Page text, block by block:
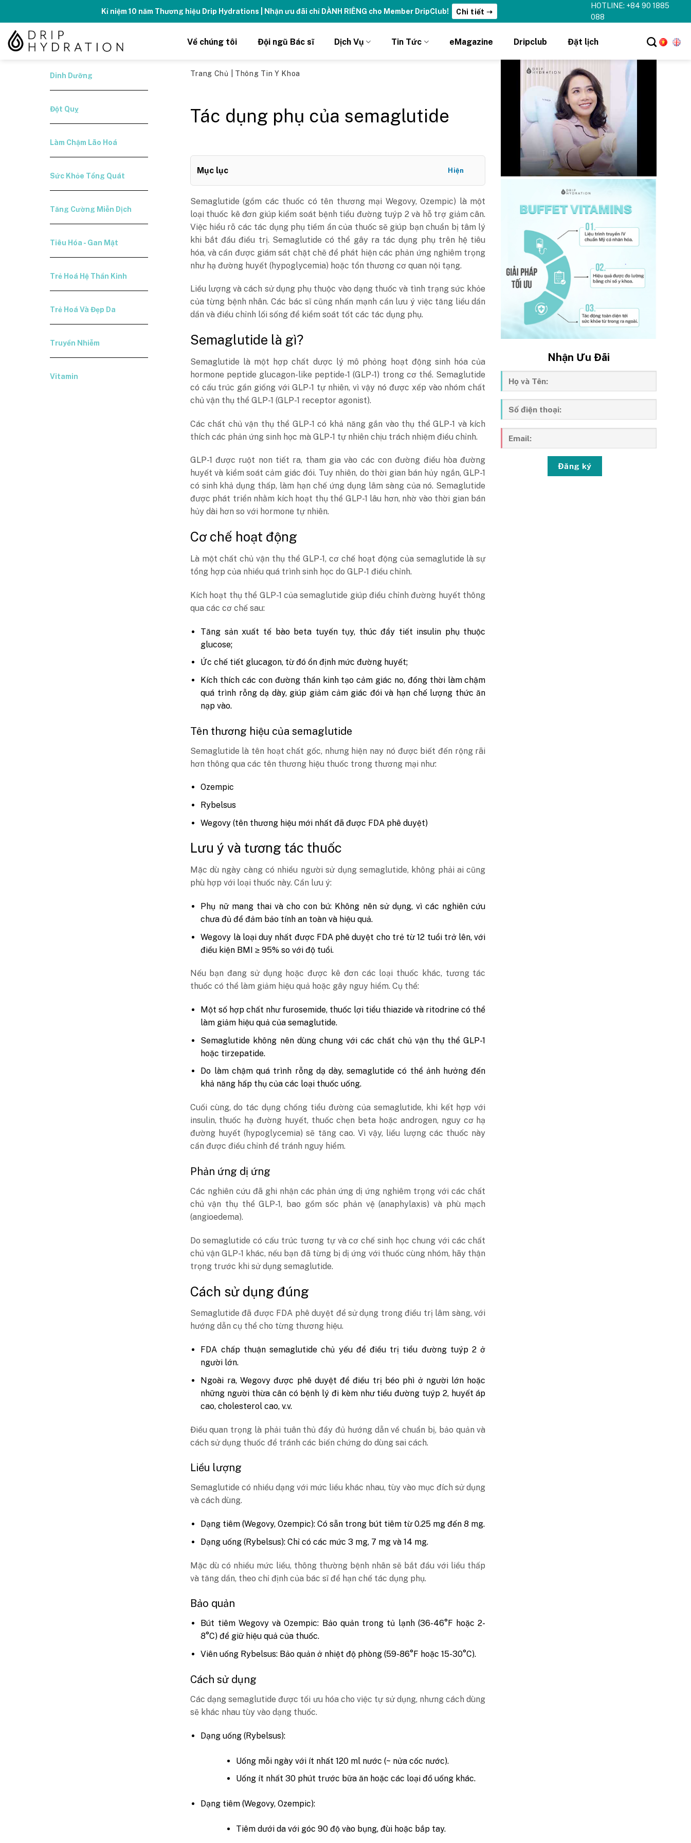
content
Kỉ niệm 10 năm Thương hiệu Drip Hydrations | Nhận ưu đãi chỉ DÀNH RIÊNG cho Member DripClub! Chi tiết ➝
HOTLINE: +84 90 1885
088
Về chúng tôi Đội ngũ Bác sĩ Dịch Vụ Tin Tức eMagazine Dripclub Đặt lịch
Dinh Dưỡng
Đột Quỵ
Làm Chậm Lão Hoá
Sức Khỏe Tổng Quát
Tăng Cường Miễn Dịch
Tiêu Hóa - Gan Mật
Trẻ Hoá Hệ Thần Kinh
Trẻ Hoá Và Đẹp Da
Truyền Nhiễm
Vitamin
Trang Chủ Thông Tin Y Khoa
Tác dụng phụ của semaglutide
Mục lục Hiện
Semaglutide (gồm các thuốc có tên thương mại Wegovy, Ozempic) là một
loại thuốc kê đơn giúp kiểm soát bệnh tiểu đường tuýp 2 và hỗ trợ giảm cân.
Việc hiểu rõ các tác dụng phụ tiềm ẩn của thuốc sẽ giúp bạn chuẩn bị tâm lý
khi bắt đầu điều trị. Semaglutide có thể gây ra tác dụng phụ trên hệ tiêu
hóa, và cần được giám sát chặt chẽ để phát hiện các phản ứng nghiêm trọng
như hạ đường huyết (hypoglycemia) hoặc tổn thương cơ quan nội tạng.
Liều lượng và cách sử dụng phụ thuộc vào dạng thuốc và tình trạng sức khỏe
của từng bệnh nhân. Các bác sĩ cũng nhấn mạnh cần lưu ý việc tăng liều dần
dần và điều chỉnh lối sống để kiểm soát tốt các tác dụng phụ.
Semaglutide là gì?
Semaglutide là một hợp chất dược lý mô phỏng hoạt động sinh hóa của
hormone peptide glucagon-like peptide-1 (GLP-1) trong cơ thể. Semaglutide
có cấu trúc gần giống với GLP-1 tự nhiên, vì vậy nó được xếp vào nhóm chất
chủ vận thụ thể GLP-1 (GLP-1 receptor agonist).
Các chất chủ vận thụ thể GLP-1 có khả năng gắn vào thụ thể GLP-1 và kích
thích các phản ứng sinh học mà GLP-1 tự nhiên chịu trách nhiệm điều chỉnh.
GLP-1 được ruột non tiết ra, tham gia vào các con đường điều hòa đường
huyết và kiểm soát cảm giác đói. Tuy nhiên, do thời gian bán hủy ngắn, GLP-1
có sinh khả dụng thấp, làm hạn chế ứng dụng lâm sàng của nó. Semaglutide
được phát triển nhằm kích hoạt thụ thể GLP-1 lâu hơn, nhờ vào thời gian bán
hủy dài hơn so với hormone tự nhiên.
Cơ chế hoạt động
Là một chất chủ vận thụ thể GLP-1, cơ chế hoạt động của semaglutide là sự
tổng hợp của nhiều quá trình sinh học do GLP-1 điều chỉnh.
Kích hoạt thụ thể GLP-1 của semaglutide giúp điều chỉnh đường huyết thông
qua các cơ chế sau:
Tăng sản xuất tế bào beta tuyến tụy, thúc đẩy tiết insulin phụ thuộc
glucose;
Ức chế tiết glucagon, từ đó ổn định mức đường huyết;
Kích thích các con đường thần kinh tạo cảm giác no, đồng thời làm chậm
quá trình rỗng dạ dày, giúp giảm cảm giác đói và hạn chế lượng thức ăn
nạp vào.
Tên thương hiệu của semaglutide
Semaglutide là tên hoạt chất gốc, nhưng hiện nay nó được biết đến rộng rãi
hơn thông qua các tên thương hiệu thuốc trong thương mại như:
Ozempic
Rybelsus
Wegovy (tên thương hiệu mới nhất đã được FDA phê duyệt)
Lưu ý và tương tác thuốc
Mặc dù ngày càng có nhiều người sử dụng semaglutide, không phải ai cũng
phù hợp với loại thuốc này. Cần lưu ý:
Phụ nữ mang thai và cho con bú: Không nên sử dụng, vì các nghiên cứu
chưa đủ để đảm bảo tính an toàn và hiệu quả.
Wegovy là loại duy nhất được FDA phê duyệt cho trẻ từ 12 tuổi trở lên, với
điều kiện BMI ≥ 95% so với độ tuổi.
Nếu bạn đang sử dụng hoặc được kê đơn các loại thuốc khác, tương tác
thuốc có thể làm giảm hiệu quả hoặc gây nguy hiểm. Cụ thể:
Một số hợp chất như furosemide, thuốc lợi tiểu thiazide và ritodrine có thể
làm giảm hiệu quả của semaglutide.
Semaglutide không nên dùng chung với các chất chủ vận thụ thể GLP-1
hoặc tirzepatide.
Do làm chậm quá trình rỗng dạ dày, semaglutide có thể ảnh hưởng đến
khả năng hấp thụ của các loại thuốc uống.
Cuối cùng, do tác dụng chống tiểu đường của semaglutide, khi kết hợp với
insulin, thuốc hạ đường huyết, thuốc chẹn beta hoặc androgen, nguy cơ hạ
đường huyết (hypoglycemia) sẽ tăng cao. Vì vậy, liều lượng các thuốc này
cần được điều chỉnh để tránh nguy hiểm.
Phản ứng dị ứng
Các nghiên cứu đã ghi nhận các phản ứng dị ứng nghiêm trọng với các chất
chủ vận thụ thể GLP-1, bao gồm sốc phản vệ (anaphylaxis) và phù mạch
(angioedema).
Do semaglutide có cấu trúc tương tự và cơ chế sinh học chung với các chất
chủ vận GLP-1 khác, nếu bạn đã từng bị dị ứng với thuốc cùng nhóm, hãy thận
trọng trước khi sử dụng semaglutide.
Cách sử dụng đúng
Semaglutide đã được FDA phê duyệt để sử dụng trong điều trị lâm sàng, với
hướng dẫn cụ thể cho từng thương hiệu.
FDA chấp thuận semaglutide chủ yếu để điều trị tiểu đường tuýp 2 ở
người lớn.
Ngoài ra, Wegovy được phê duyệt để điều trị béo phì ở người lớn hoặc
những người thừa cân có bệnh lý đi kèm như tiểu đường tuýp 2, huyết áp
cao, cholesterol cao, v.v.
Điều quan trọng là phải tuân thủ đầy đủ hướng dẫn về chuẩn bị, bảo quản và
cách sử dụng thuốc để tránh các biến chứng do dùng sai cách.
Liều lượng
Semaglutide có nhiều dạng với mức liều khác nhau, tùy vào mục đích sử dụng
và cách dùng.
Dạng tiêm (Wegovy, Ozempic): Có sẵn trong bút tiêm từ 0.25 mg đến 8 mg.
Dạng uống (Rybelsus): Chỉ có các mức 3 mg, 7 mg và 14 mg.
Mặc dù có nhiều mức liều, thông thường bệnh nhân sẽ bắt đầu với liều thấp
và tăng dần, theo chỉ định của bác sĩ để hạn chế tác dụng phụ.
Bảo quản
Bút tiêm Wegovy và Ozempic: Bảo quản trong tủ lạnh (36-46°F hoặc 2-
8°C) để giữ hiệu quả của thuốc.
Viên uống Rybelsus: Bảo quản ở nhiệt độ phòng (59-86°F hoặc 15-30°C).
Cách sử dụng
Các dạng semaglutide được tối ưu hóa cho việc tự sử dụng, nhưng cách dùng
sẽ khác nhau tùy vào dạng thuốc.
Dạng uống (Rybelsus):
Uống mỗi ngày với ít nhất 120 ml nước (~ nửa cốc nước).
Uống ít nhất 30 phút trước bữa ăn hoặc các loại đồ uống khác.
Dạng tiêm (Wegovy, Ozempic):
Tiêm dưới da với góc 90 độ vào bụng, đùi hoặc bắp tay.
Nhận Ưu Đãi
Đăng ký